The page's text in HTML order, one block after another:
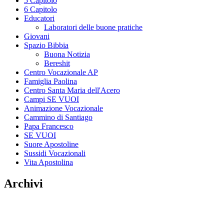
6 Capitolo
Educatori
Laboratori delle buone pratiche
Giovani
Spazio Bibbia
Buona Notizia
Bereshit
Centro Vocazionale AP
Famiglia Paolina
Centro Santa Maria dell'Acero
Campi SE VUOI
Animazione Vocazionale
Cammino di Santiago
Papa Francesco
SE VUOI
Suore Apostoline
Sussidi Vocazionali
Vita Apostolina
Archivi